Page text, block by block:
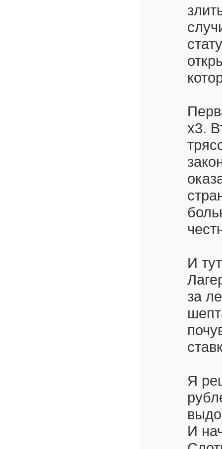
х3.
И
за
Я
И